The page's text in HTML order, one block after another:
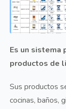
Es un sistema
productos de
Sus productos
cocinas, baños,